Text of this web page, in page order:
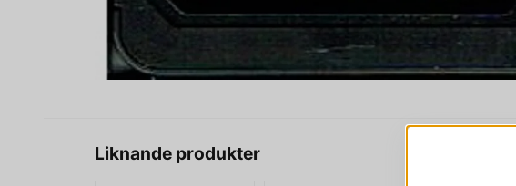
Liknande produkter